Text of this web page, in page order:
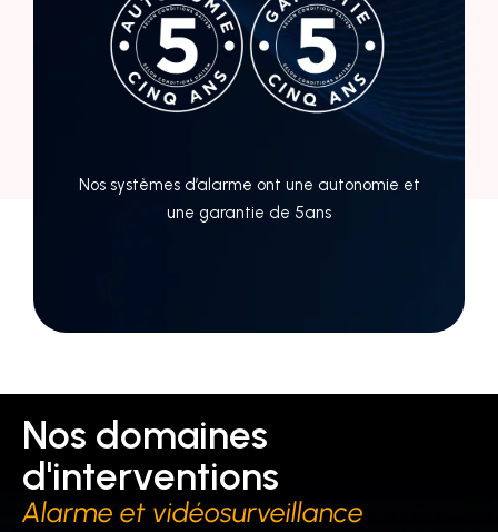
Nos systèmes d’alarme ont une autonomie et
une garantie de 5ans
Nos domaines
d'interventions
Alarme et vidéosurveillance